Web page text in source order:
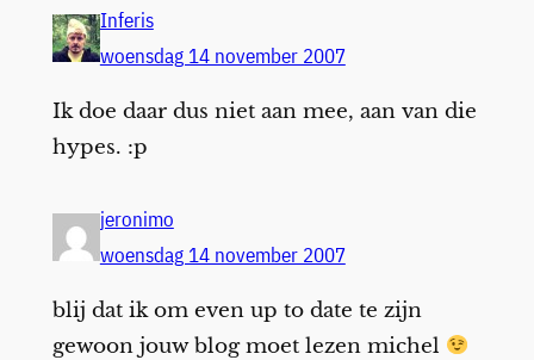
Inferis
woensdag 14 november 2007
Ik doe daar dus niet aan mee, aan van die
hypes. :p
jeronimo
woensdag 14 november 2007
blij dat ik om even up to date te zijn
gewoon jouw blog moet lezen michel